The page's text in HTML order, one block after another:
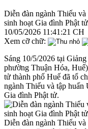
Diễn đàn ngành Thiếu
sinh hoạt Gia đình Phật tử
10/05/2026 11:41:21 CH
Xem cỡ chữ:
Sáng 10/5/2026 tại
phường Thuận Hóa,
tử thành phố Huế đã tổ
ngành Thiếu và tập
Gia đình Phật tử.
Diễn đàn ngành Thiếu